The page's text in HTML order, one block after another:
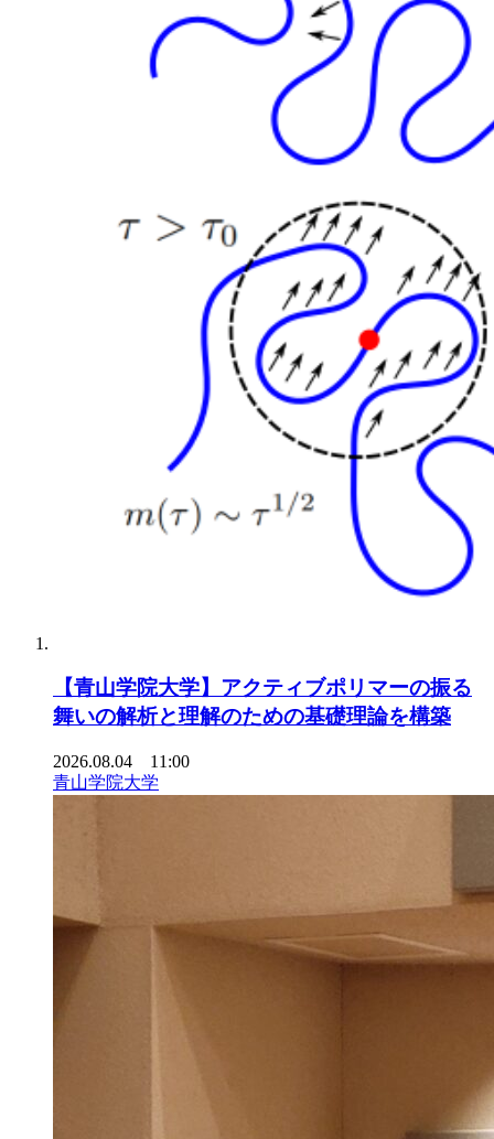
【青山学院大学】アクティブポリマーの振る
舞いの解析と理解のための基礎理論を構築
2026.08.04 11:00
青山学院大学